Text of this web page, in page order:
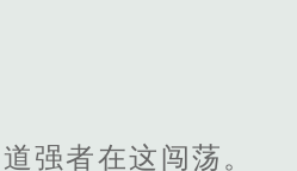
强者在这闯荡。